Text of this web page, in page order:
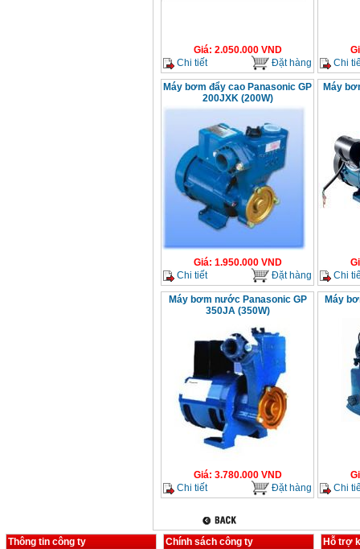
Giá: 2.050.000VND
Chi tiết
Đặt hàng
Chi
Máy bơm đẩy cao Panasonic GP
200JXK (200W)
Giá: 1.950.000VND
Chi tiết
Đặt hàng
Máy
Chi
Máy bơm nước Panasonic GP
350JA (350W)
Giá: 3.780.000VND
Chi tiết
Đặt hàng
Máy
Chi
Thông tin công ty
Chính sách công ty
Hỗ trợ